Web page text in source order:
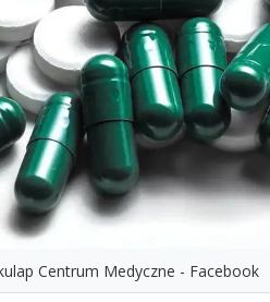
Centrum Medyczne - Facebook